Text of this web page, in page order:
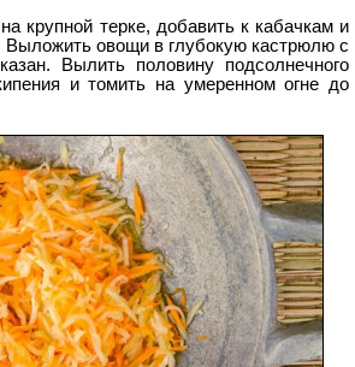
крупной терке, добавить к кабачкам и
Выложить овощи в глубокую кастрюлю с
Вылить половину подсолнечного
и томить на умеренном огне до